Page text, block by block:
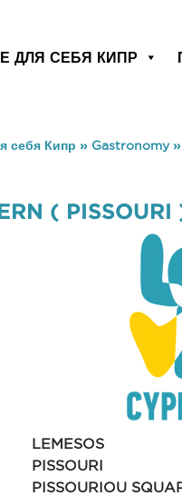
ДЛЯ СЕБЯ КИПР
себя Кипр » Gastronomy»
( PISSOURI
LEMESOS
PISSOURI
PISSOURIOU